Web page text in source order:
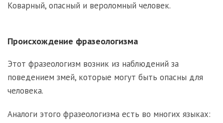
Коварный, опасный и вероломный человек.
Происхождение фразеологизма
Этот фразеологизм возник из наблюдений за
поведением змей, которые могут быть опасны для
человека.
Аналоги этого фразеологизма есть во многих языках: